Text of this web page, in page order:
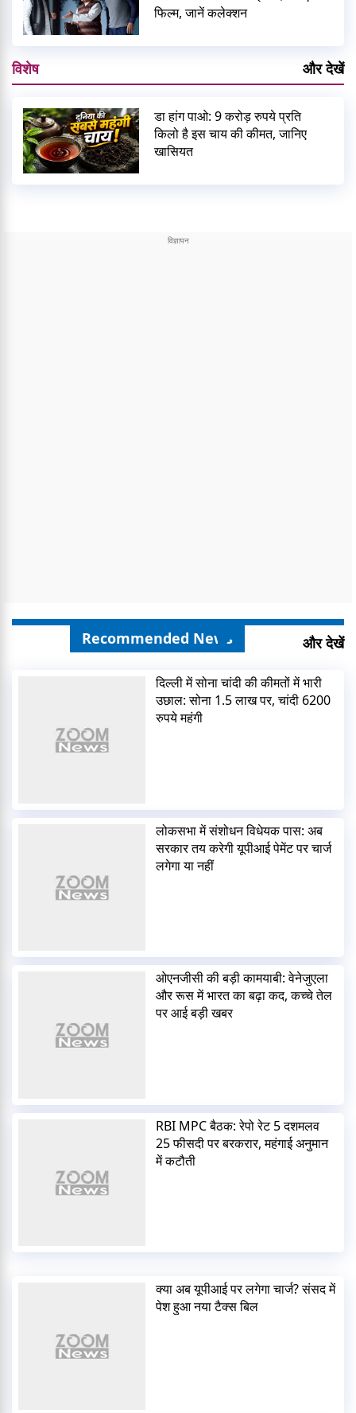
फिल्म, जानें कलेक्शन
विशेष और देखें
डा हांग पाओ: 9 करोड़ रुपये प्रति
किलो है इस चाय की कीमत, जानिए
खासियत
Recommended News और देखें
दिल्ली में सोना चांदी की कीमतों में भारी
उछाल: सोना 1.5 लाख पर, चांदी 6200
रुपये महंगी
लोकसभा में संशोधन विधेयक पास: अब
सरकार तय करेगी यूपीआई पेमेंट पर चार्ज
लगेगा या नहीं
ओएनजीसी की बड़ी कामयाबी: वेनेजुएला
और रूस में भारत का बढ़ा कद, कच्चे तेल
पर आई बड़ी खबर
RBI MPC बैठक: रेपो रेट 5 दशमलव
25 फीसदी पर बरकरार, महंगाई अनुमान
में कटौती
क्या अब यूपीआई पर लगेगा चार्ज? संसद में
पेश हुआ नया टैक्स बिल